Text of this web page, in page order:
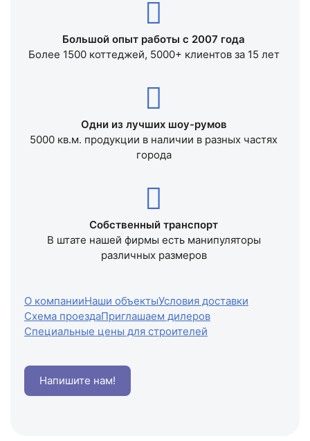
Большой опыт работы с 2007 года
Более 1500 коттеджей, 5000+ клиентов за 15 лет
Одни из лучших шоу-румов
5000 кв.м. продукции в наличии в разных частях
города
Собственный транспорт
В штате нашей фирмы есть манипуляторы
различных размеров
О компанииНаши объектыУсловия доставки
Схема проездаПриглашаем дилеров
Специальные цены для строителей
Напишите нам!